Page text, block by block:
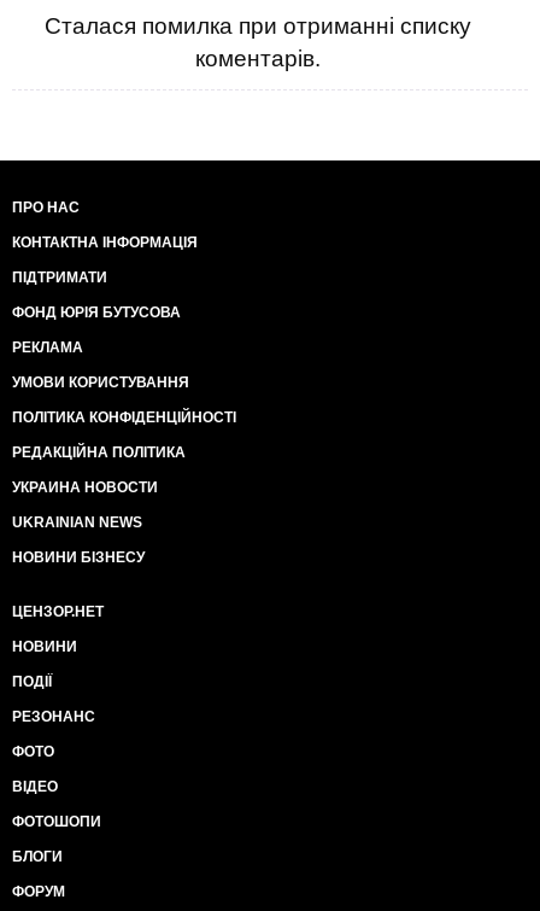
Сталася помилка при отриманні списку
коментарів.
ПРО НАС
КОНТАКТНА ІНФОРМАЦІЯ
ПІДТРИМАТИ
ФОНД ЮРІЯ БУТУСОВА
РЕКЛАМА
УМОВИ КОРИСТУВАННЯ
ПОЛІТИКА КОНФІДЕНЦІЙНОСТІ
РЕДАКЦІЙНА ПОЛІТИКА
УКРАИНА НОВОСТИ
UKRAINIAN NEWS
НОВИНИ БІЗНЕСУ
ЦЕНЗОР.НЕТ
НОВИНИ
ПОДІЇ
РЕЗОНАНС
ФОТО
ВІДЕО
ФОТОШОПИ
БЛОГИ
ФОРУМ